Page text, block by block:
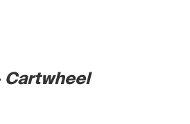
Cartwheel